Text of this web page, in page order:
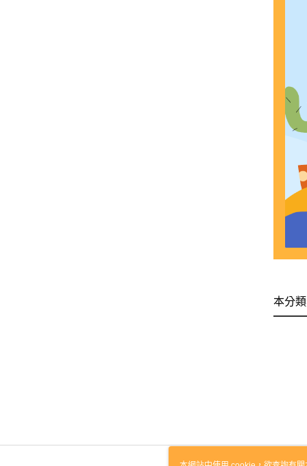
本分